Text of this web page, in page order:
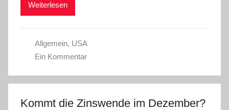
Weiterlesen
Allgemein, USA
Ein Kommentar
Kommt die Zinswende im Dezember?